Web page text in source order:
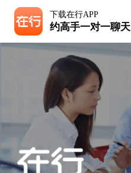
下载在行APP
约高手一对一聊天